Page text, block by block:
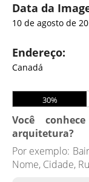
Data da
10 de agosto de
Endereço:
Canadá
30%
Você
arquitetura?
Por exemplo:
Nome, Cidade,